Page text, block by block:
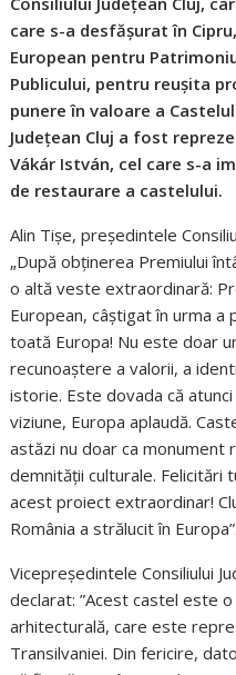
care s-a desfășurat în
European pentru
Publicului, pentru reușita
punere în valoare a
Județean Cluj a fost
Vákár István, cel care s-a
de restaurare a castelului.
Alin Tișe, președintele
„După obținerea Premiului
o altă veste extraordinară:
European, câștigat în urma
toată Europa! Nu este doar
recunoaștere a valorii, a
istorie. Este dovada că
viziune, Europa aplaudă.
astăzi nu doar ca monument
demnității culturale. Felicitări
acest proiect extraordinar!
România a strălucit în Europa”.
Vicepreședintele Consiliului
declarat: ”Acest castel este
arhitecturală, care este
Transilvaniei. Din fericire,